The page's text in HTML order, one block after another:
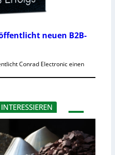
neuen B2B-
Conrad Electronic einen